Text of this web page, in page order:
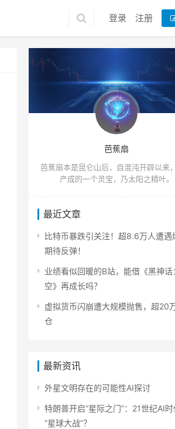
登录 注册
芭蕉扇
芭蕉扇本是昆仑山后，自混沌开辟以来
产成的一个灵宝，乃太阳之精叶。
最近文章
比特币暴跌引关注！超8.6万人遭遇
期待反弹！
业绩看似回暖的B站，能借《黑神话
空》再成长吗？
虚拟货币闪崩遭大规模抛售，超20
仓
最新资讯
外星文明存在的可能性AI探讨
特朗普开启“星际之门”：21世纪AI时
“星球大战”？